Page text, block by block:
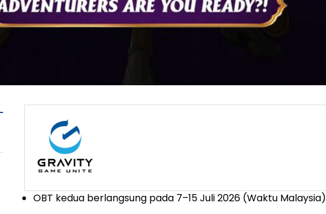
OBT kedua berlangsung pada 7–15 Juli 2026 (Waktu Malaysia)